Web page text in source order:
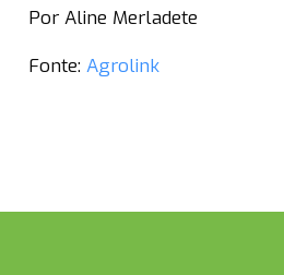
Por Aline Merladete
Fonte: Agrolink